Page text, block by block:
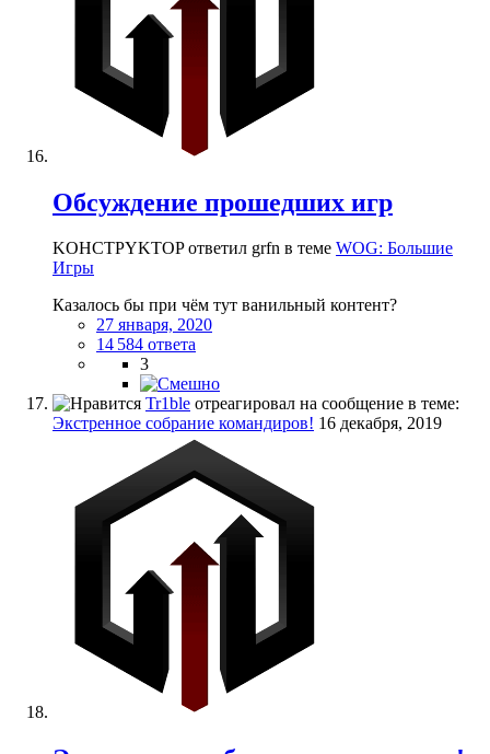
Обсуждение прошедших игр
KOHCTPYKTOP ответил grfn в теме WOG: Большие
Игры
Казалось бы при чём тут ванильный контент?
27 января, 2020
14 584 ответа
3
Tr1ble отреагировал на сообщение в теме:
Экстренное собрание командиров! 16 декабря, 2019